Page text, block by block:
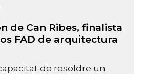
de Can Ribes, finalista
FAD de arquitectura
de resoldre un